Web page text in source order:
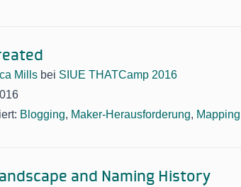
Mills bei SIUE THATCamp 2016
Blogging, Maker-Herausforderung, Mapping
and Naming History